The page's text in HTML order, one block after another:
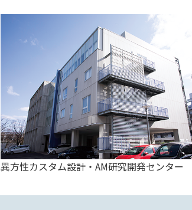
異方性カスタム設計・AM研究開発センター